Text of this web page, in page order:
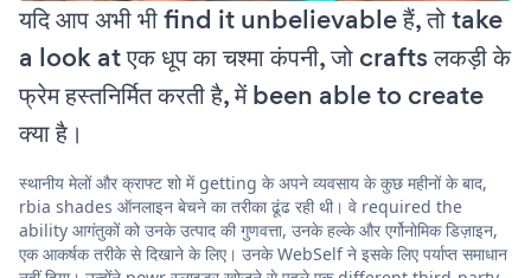
यदि आप अभी भी find it unbelievable हैं, तो take
a look at एक धूप का चश्मा कंपनी, जो crafts लकड़ी के
फ्रेम हस्तनिर्मित करती है, में been able to create
क्या है।
स्थानीय मेलों और क्राफ्ट शो में getting के अपने व्यवसाय के कुछ महीनों के बाद,
rbia shades ऑनलाइन बेचने का तरीका ढूंढ रही थी। वे required the
ability आगंतुकों को उनके उत्पाद की गुणवत्ता, उनके हल्के और एर्गोनोमिक डिज़ाइन,
एक आकर्षक तरीके से दिखाने के लिए। उनके WebSelf ने इसके लिए पर्याप्त समाधान